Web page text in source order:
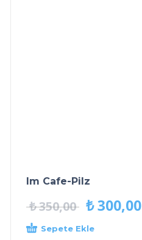
Im Cafe-Pilz
₺350,00 ₺300,00
Sepete Ekle